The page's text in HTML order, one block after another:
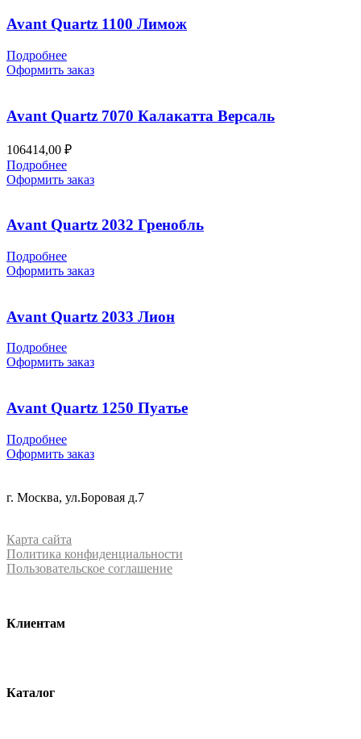
Avant Quartz 1100 Лимож
Подробнее
Оформить заказ
Avant Quartz 7070 Калакатта Версаль
106414,00 ₽
Подробнее
Оформить заказ
Avant Quartz 2032 Гренобль
Подробнее
Оформить заказ
Avant Quartz 2033 Лион
Подробнее
Оформить заказ
Avant Quartz 1250 Пуатье
Подробнее
Оформить заказ
г. Москва, ул.Боровая д.7
Карта сайта
Политика конфиденциальности
Пользовательское соглашение
Клиентам
Каталог